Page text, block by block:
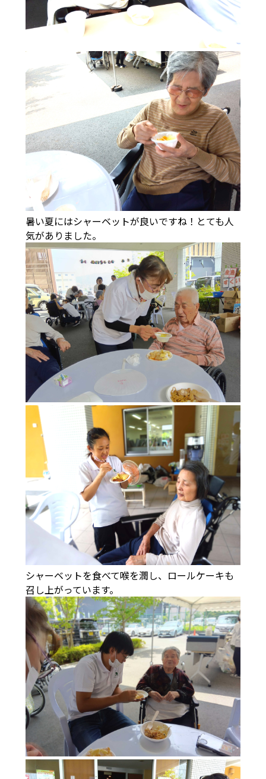
暑い夏にはシャーベットが良いですね！とても人
気がありました。
シャーベットを食べて喉を潤し、ロールケーキも
召し上がっています。